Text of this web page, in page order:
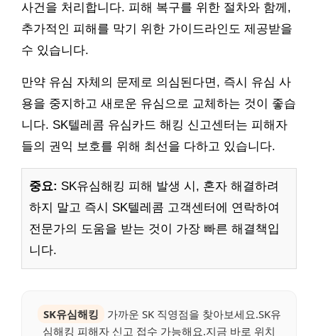
사건을 처리합니다. 피해 복구를 위한 절차와 함께,
추가적인 피해를 막기 위한 가이드라인도 제공받을
수 있습니다.
만약 유심 자체의 문제로 의심된다면, 즉시 유심 사
용을 중지하고 새로운 유심으로 교체하는 것이 좋습
니다. SK텔레콤 유심카드 해킹 신고센터는 피해자
들의 권익 보호를 위해 최선을 다하고 있습니다.
중요: SK유심해킹 피해 발생 시, 혼자 해결하려
하지 말고 즉시 SK텔레콤 고객센터에 연락하여
전문가의 도움을 받는 것이 가장 빠른 해결책입
니다.
SK유심해킹
가까운 SK 직영점을 찾아보세요.SK유
심해킹 피해자 신고 접수 가능해요.지금 바로 위치